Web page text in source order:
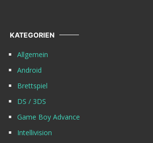
KATEGORIEN
Allgemein
Android
Brettspiel
DS / 3DS
Game Boy Advance
Intellivision